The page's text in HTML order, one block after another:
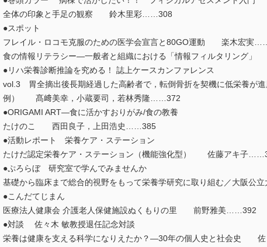
全体の印象と手足の観察 鈴木里彩……308
●スポット
フレイル・ロコモ克服のための医学会宣言と80GO運動 楽木宏実
食の情報リテラシー―一般者と組織における「情報フィルタリング
●リハ栄養診断推論を究める！ 誌上ケースカンファレンス
vol.3 胃全摘出後長期経過した高齢者で，転倒骨折を契機に低栄養が
例） 髙﨑美幸，小蔵要司，若林秀隆……372
●ORIGAMI ART―食に活かすおりがみ/食の教養
たけのこ 西田良子，上田浩史……385
●活動レポート 栄養ケア・ステーション
たけだ認定栄養ケア・ステーション（機能強化型） 佐藤アキ子
●ぷろらぼ 研究室で学んでみませんか
基礎から臨床まで総合的視野をもって栄養学研究に取り組む／大
●こんだてじまん
医療法人健康会 介護老人保健施設ぬくもりの里 前野雅美……392
●対談 佐々木 敏教授退任記念対談
栄養は健康を支える科学になりえたか？―30年の個人史と社会史